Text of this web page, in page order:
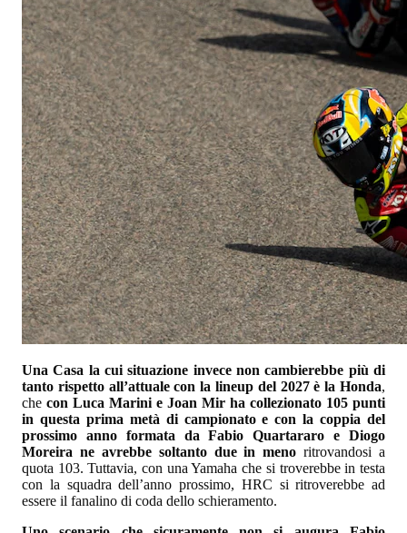
Una Casa la cui situazione invece non cambierebbe più di
tanto rispetto all’attuale con la lineup del 2027 è la Honda,
che con Luca Marini e Joan Mir ha collezionato 105 punti
in questa prima metà di campionato e con la coppia del
prossimo anno formata da Fabio Quartararo e Diogo
Moreira ne avrebbe soltanto due in meno ritrovandosi a
quota 103. Tuttavia, con una Yamaha che si troverebbe in testa
con la squadra dell’anno prossimo, HRC si ritroverebbe ad
essere il fanalino di coda dello schieramento.